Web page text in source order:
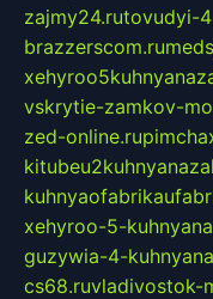
zajmy24.rutovudyi-
brazzerscom.ru
vskrytie-zamkov-
zed-online.ru
xehyroo-5-
guzywia-4-
cs68.ruvladivostok-